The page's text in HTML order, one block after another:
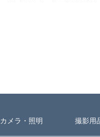
カメラ・照明 撮影用